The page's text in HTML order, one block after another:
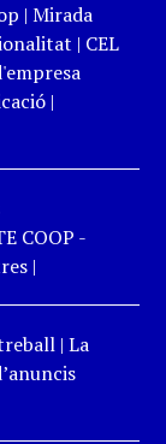
| Mirada
| CEL
|
COOP -
|
| La